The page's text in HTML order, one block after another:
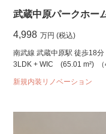
武蔵中原パークホー
4,998 万円 (税込)
南武線 武蔵中原駅 徒歩18分
3LDK + WIC
(65.01 m²)
新規内装リノベーション